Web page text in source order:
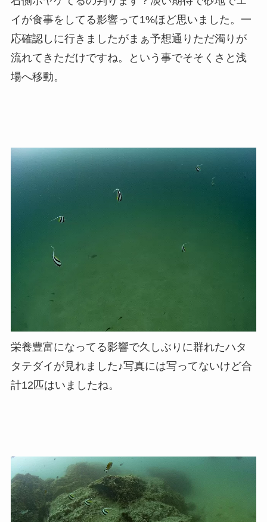
イが食事をしてる影響って1%ほど思いました。一
応確認しに行きましたがまぁ予想通りただ濁りが
流れてきただけですね。という事でそそくさと浅
場へ移動。
栄養豊富になってる影響で久しぶりに群れたハタ
タテダイが見れました♪写真には写ってないけど合
計12匹はいましたね。